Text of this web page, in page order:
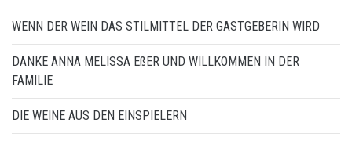
WENN DER WEIN DAS STILMITTEL DER GASTGEBERIN WIRD
DANKE ANNA MELISSA EßER UND WILLKOMMEN IN DER
FAMILIE
DIE WEINE AUS DEN EINSPIELERN